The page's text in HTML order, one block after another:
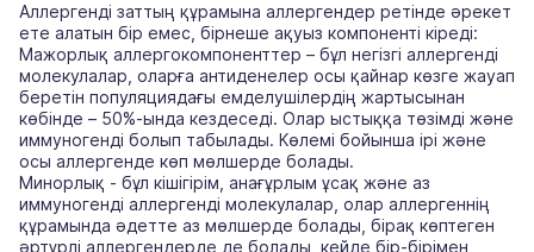
Аллергенді заттың құрамына аллергендер ретінде әрекет
ете алатын бір емес, бірнеше ақуыз компоненті кіреді:
Мажорлық аллергокомпоненттер – бұл негізгі аллергенді
молекулалар, оларға антиденелер осы қайнар көзге жауап
беретін популяциядағы емделушілердің жартысынан
көбінде – 50%-ында кездеседі. Олар ыстыққа төзімді және
иммуногенді болып табылады. Көлемі бойынша ірі және
осы аллергенде көп мөлшерде болады.
Минорлық - бұл кішігірім, анағұрлым ұсақ және аз
иммуногенді аллергенді молекулалар, олар аллергеннің
құрамында әдетте аз мөлшерде болады, бірақ көптеген
әртүрлі аллергендерде де болады, кейде бір-бірімен